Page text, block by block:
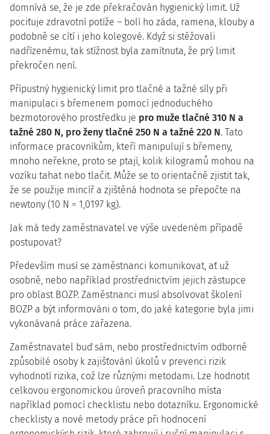
domnívá se, že je zde překračován hygienický limit. Už
pociťuje zdravotní potíže – bolí ho záda, ramena, klouby a
podobně se cítí i jeho kolegové. Když si stěžovali
nadřízenému, tak stížnost byla zamítnuta, že prý limit
překročen není.
Přípustný hygienický limit pro tlačné a tažné síly při
manipulaci s břemenem pomocí jednoduchého
bezmotorového prostředku je pro muže tlačné 310 N a
tažné 280 N, pro ženy tlačné 250 N a tažné 220 N. Tato
informace pracovníkům, kteří manipulují s břemeny,
mnoho neřekne, proto se ptají, kolik kilogramů mohou na
vozíku tahat nebo tlačit. Může se to orientačně zjistit tak,
že se použije mincíř a zjištěná hodnota se přepočte na
newtony (10 N = 1,0197 kg).
Jak má tedy zaměstnavatel ve výše uvedeném případě
postupovat?
Především musí se zaměstnanci komunikovat, ať už
osobně, nebo například prostřednictvím jejich zástupce
pro oblast BOZP. Zaměstnanci musí absolvovat školení
BOZP a být informováni o tom, do jaké kategorie byla jimi
vykonávaná práce zařazena.
Zaměstnavatel buď sám, nebo prostřednictvím odborně
způsobilé osoby k zajišťování úkolů v prevenci rizik
vyhodnotí rizika, což lze různými metodami. Lze hodnotit
celkovou ergonomickou úroveň pracovního místa
například pomocí checklistu nebo dotazníku. Ergonomické
checklisty a nové metody práce při hodnocení